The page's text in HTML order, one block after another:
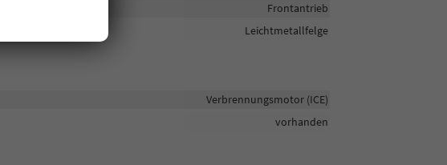
Frontantrieb
Leichtmetallfelge
Verbrennungsmotor (ICE)
vorhanden